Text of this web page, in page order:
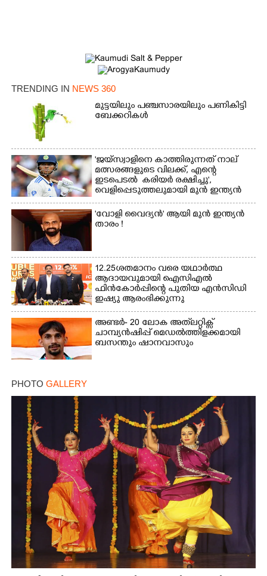
TRENDING IN NEWS 360
മുട്ടയിലും പഞ്ചസാരയിലും പണികിട്ടി
ബേക്കറികൾ
'ജയ്സ്വാളിനെ കാത്തിരുന്നത് നാല്
മത്സരങ്ങളുടെ വിലക്ക്, എന്റെ
ഇടപെടൽ കരിയർ രക്ഷിച്ചു',​
വെളിപ്പെടുത്തലുമായി മുൻ ഇന്ത്യൻ
ക്യാപ്‌ടൻ
'വോളി വൈദ്യൻ' ആയി മുൻ ഇന്ത്യൻ
താരം !
12.25ശതമാനം വരെ യഥാർത്ഥ
ആദായവുമായി ഐസിഎൽ
ഫിൻകോർപ്പിന്റെ പുതിയ എൻസിഡി
ഇഷ്യു ആരംഭിക്കുന്നു
അണ്ടർ- 20 ലോക അത്‌ലറ്റിക്സ്
ചാമ്പ്യൻഷിപ്പ് മെഡൽത്തിളക്കമായി
ബസന്തും ഷാനവാസും
PHOTO GALLERY
Share this link